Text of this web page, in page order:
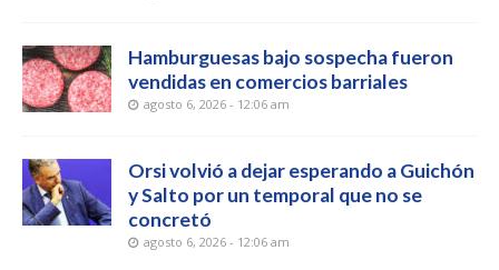
Hamburguesas bajo sospecha fueron
vendidas en comercios barriales
agosto 6, 2026 - 12:06 am
Orsi volvió a dejar esperando a Guichón
y Salto por un temporal que no se
concretó
agosto 6, 2026 - 12:06 am